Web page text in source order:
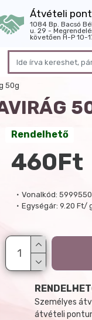
Átvételi pont
1084 Bp. Bacsó
u. 29 -
követően H-P 10-
50g
Vonalkód:
Egységár: 9.20 Ft/
Rendelhető
460Ft
Személyes
átvételi